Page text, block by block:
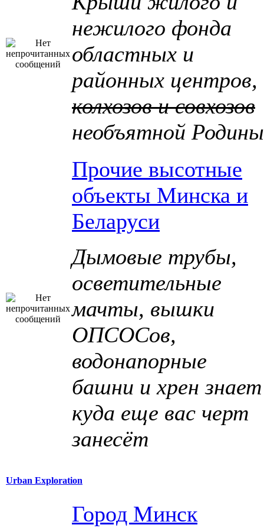
нежилого фонда
областных и
районных центров,
колхозов и совхозов
необъятной Родины
Прочие высотные
объекты Минска и
Беларуси
Дымовые трубы,
осветительные
мачты, вышки
ОПСОСов,
водонапорные
башни и хрен знает
куда еще вас черт
занесёт
Urban Exploration
Город Минск